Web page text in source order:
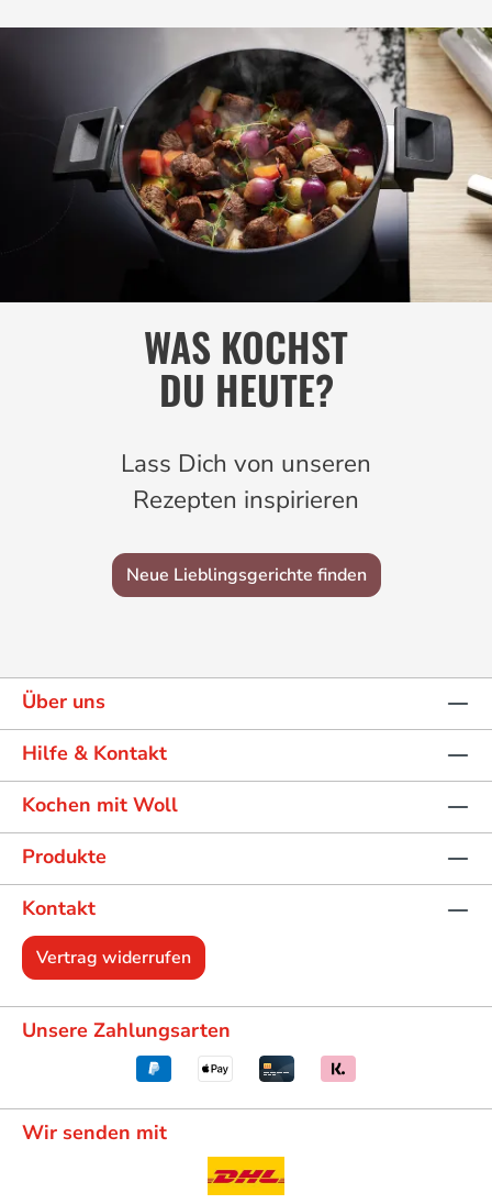
WAS KOCHST
DU HEUTE?
Lass Dich von unseren
Rezepten inspirieren
Neue Lieblingsgerichte finden
Über uns
Hilfe & Kontakt
Kochen mit Woll
Produkte
Kontakt
Vertrag widerrufen
Unsere Zahlungsarten
Wir senden mit